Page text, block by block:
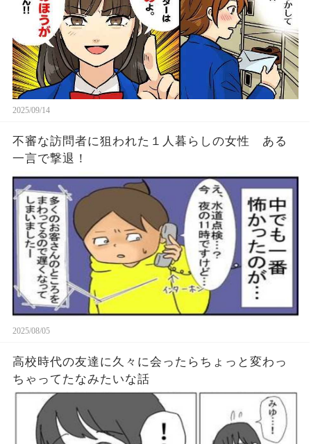
2025/09/14
不審な訪問者に狙われた１人暮らしの女性 ある
一言で撃退！
2025/08/05
高校時代の友達に久々に会ったらちょっと変わっ
ちゃってたなみたいな話